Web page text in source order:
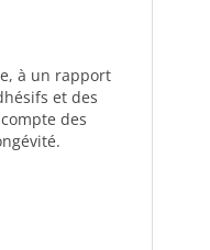
à un rapport
et des
des